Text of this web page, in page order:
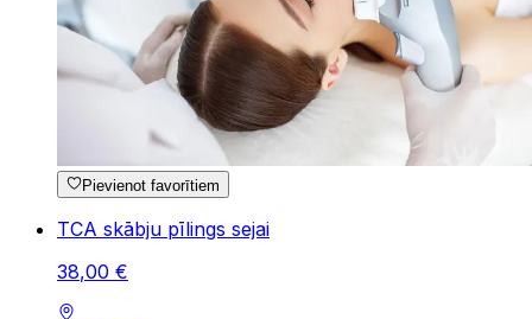
Pievienot favorītiem
TCA skābju pīlings sejai
38,00 €